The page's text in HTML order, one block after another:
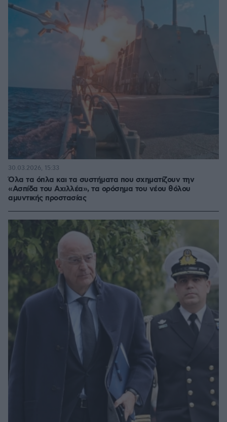
Όλα τα όπλα και τα συστήματα που σχηματίζουν την
«Ασπίδα του Αχιλλέα», τα ορόσημα του νέου θόλου
αμυντικής προστασίας
30.03.2026, 15:33